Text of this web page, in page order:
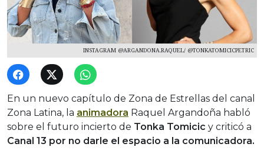
INSTAGRAM @ARGANDONA.RAQUEL/ @TONKATOMICICPETRIC
En un nuevo capítulo de Zona de Estrellas del canal
Zona Latina, la animadora Raquel Argandoña habló
sobre el futuro incierto de Tonka Tomicic y criticó a
Canal 13 por no darle el espacio a la comunicadora.